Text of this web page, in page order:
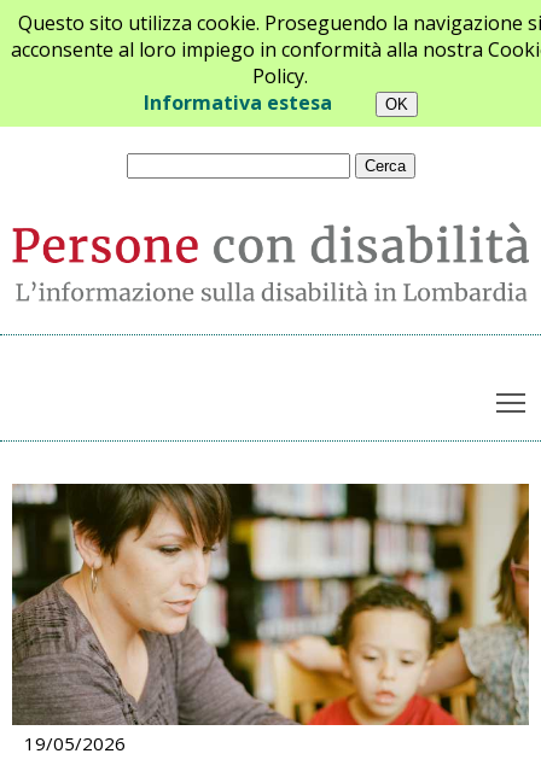
Questo sito utilizza cookie. Proseguendo la navigazione si
acconsente al loro impiego in conformità alla nostra
Policy.
Informativa estesa
Chi siamo Newsletter Contatti
Ultime notizie
19/05/2026